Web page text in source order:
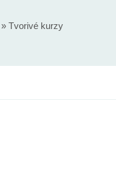
» Tvorivé kurzy